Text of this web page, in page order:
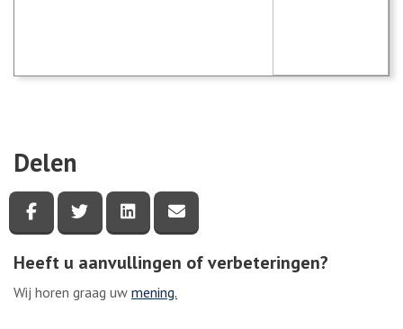
Delen
Deel deze pagina via Facebook
Deel deze pagina via Twitter
Deel deze pagina via LinkedIn
Heeft u aanvullingen of verbeteringen?
Wij horen graag uw mening.